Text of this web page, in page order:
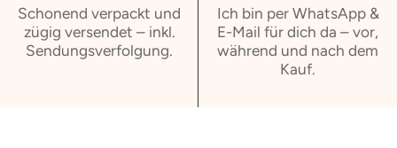
Schonend verpackt und
zügig versendet – inkl.
Sendungsverfolgung.
Ich bin per WhatsApp &
E-Mail für dich da – vor,
während und nach dem
Kauf.